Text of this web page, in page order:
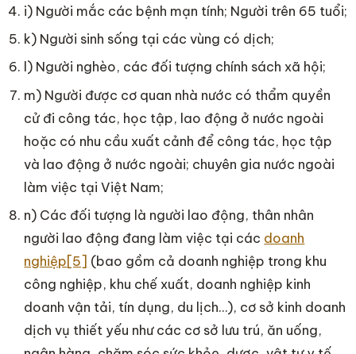
i) Người mắc các bệnh mạn tính; Người trên 65 tuổi;
k) Người sinh sống tại các vùng có dịch;
l) Người nghèo, các đối tượng chính sách xã hội;
m) Người được cơ quan nhà nước có thẩm quyền
cử đi công tác, học tập, lao động ở nước ngoài
hoặc có nhu cầu xuất cảnh để công tác, học tập
và lao động ở nước ngoài; chuyên gia nước ngoài
làm việc tại Việt Nam;
n) Các đối tượng là người lao động, thân nhân
người lao động đang làm việc tại các doanh
nghiệp[5] (bao gồm cả doanh nghiệp trong khu
công nghiệp, khu chế xuất, doanh nghiệp kinh
doanh vận tải, tín dụng, du lịch…), cơ sở kinh doanh
dịch vụ thiết yếu như các cơ sở lưu trú, ăn uống,